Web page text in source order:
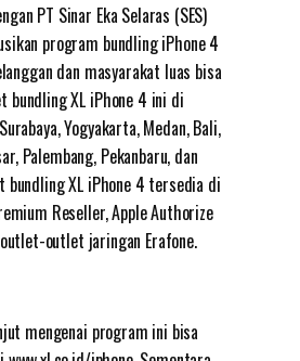
PT Sinar Eka Selaras (SES)
program bundling iPhone 4
dan masyarakat luas bisa
bundling XL iPhone 4 ini di
Yogyakarta, Medan, Bali,
Palembang, Pekanbaru, dan
bundling XL iPhone 4 tersedia di
Reseller, Apple Authorize
outlet jaringan Erafone.
mengenai program ini bisa